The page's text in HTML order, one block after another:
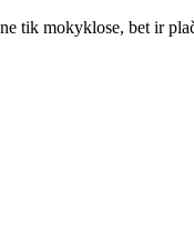
tik mokyklose, bet ir